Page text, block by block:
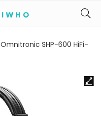
Omnitronic SHP-600 HiFi-